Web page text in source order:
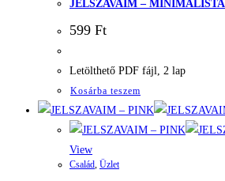
JELSZAVAIM – MINIMALISTA
599 Ft
Letölthető PDF fájl, 2 lap
Kosárba teszem
View
Család Üzlet